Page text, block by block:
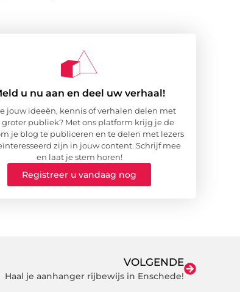
u nu aan en deel uw verhaal!
jouw ideeën, kennis of verhalen delen met
groter publiek? Met ons platform krijg je de
je blog te publiceren en te delen met lezers
zijn in jouw content. Schrijf mee
en laat je stem horen!
Registreer u vandaag nog
VOLGENDE
Haal je aanhanger rijbewijs in Enschede!